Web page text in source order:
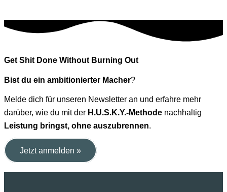
Get Shit Done Without Burning Out
Bist du ein ambitionierter Macher?
Melde dich für unseren Newsletter an und erfahre mehr
darüber, wie du mit der H.U.S.K.Y.-Methode nachhaltig
Leistung bringst, ohne auszubrennen.
Jetzt anmelden »